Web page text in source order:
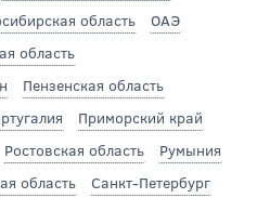
область
ОАЭ
область
Пензенская область
Приморский край
Ростовская область
Румыния
область
Санкт-Петербург